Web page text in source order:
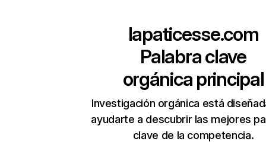
lapaticesse.com
Palabra clave
orgánica principal
Investigación orgánica está
ayudarte a descubrir las mejores
clave de la competencia.